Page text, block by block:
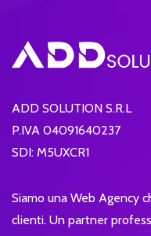
ADD SOLUTION S.R.L
P.IVA 04091640237
SDI: M5UXCR1
Siamo una Web Agency
clienti. Un partner